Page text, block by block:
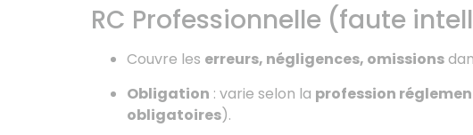
RC Professionnelle (faute
Couvre les erreurs, négligences, omissions
Obligation : varie selon la profession
obligatoires).